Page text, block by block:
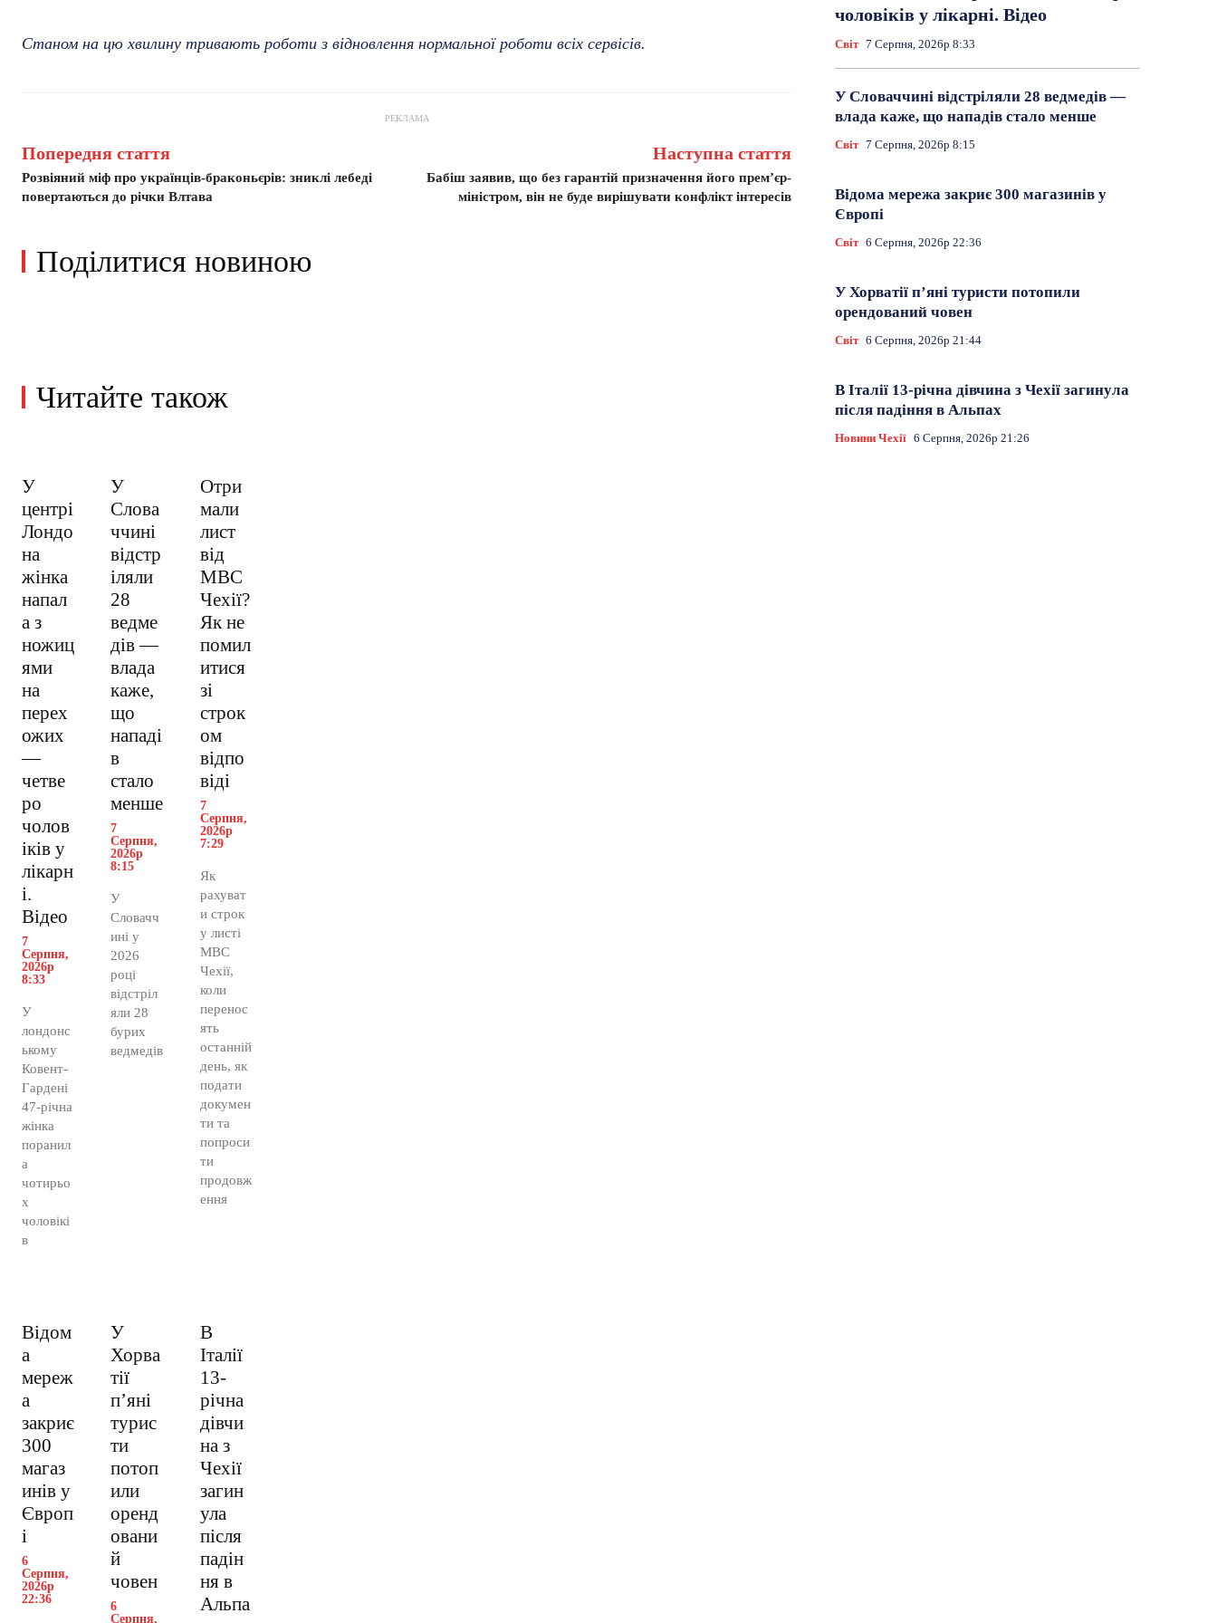
Станом на цю хвилину тривають роботи з відновлення нормальної роботи всіх сервісів.
РЕКЛАМА
Попередня стаття
Розвіяний міф про українців-браконьєрів: зниклі лебеді
повертаються до річки Влтава
Наступна стаття
Бабіш заявив, що без гарантій призначення його прем’єр-
міністром, він не буде вирішувати конфлікт інтересів
Поділитися новиною
Читайте також
У
центрі
Лондо
на
жінка
напал
а з
ножиц
ями
на
перех
ожих
—
четве
ро
чолов
іків у
лікарн
і.
Відео
7
Серпня,
2026р
8:33
У
лондонс
ькому
Ковент-
Гардені
47-річна
жінка
поранил
а
чотирьо
х
чоловікі
в
У
Слова
ччині
відстр
іляли
28
ведме
дів —
влада
каже,
що
нападі
в
стало
менше
7
Серпня,
2026р
8:15
У
Словачч
ині у
2026
році
відстріл
яли 28
бурих
ведмедів
Отри
мали
лист
від
МВС
Чехії?
Як не
помил
итися
зі
строк
ом
відпо
віді
7
Серпня,
2026р
7:29
Як
рахуват
и строк
у листі
МВС
Чехії,
коли
перенос
ять
останній
день, як
подати
докумен
ти та
попроси
ти
продовж
ення
Відом
а
мереж
а
закриє
300
магаз
инів у
Європ
і
6
Серпня,
2026р
22:36
У
Хорва
тії
пʼяні
турис
ти
потоп
или
оренд
овани
й
човен
6
Серпня,
В
Італії
13-
річна
дівчи
на з
Чехії
загин
ула
після
падін
ня в
Альпа
чоловіків у лікарні. Відео
Світ 7 Серпня, 2026р 8:33
У Словаччині відстріляли 28 ведмедів —
влада каже, що нападів стало менше
Світ 7 Серпня, 2026р 8:15
Відома мережа закриє 300 магазинів у
Європі
Світ 6 Серпня, 2026р 22:36
У Хорватії пʼяні туристи потопили
орендований човен
Світ 6 Серпня, 2026р 21:44
В Італії 13-річна дівчина з Чехії загинула
після падіння в Альпах
Новини Чехії 6 Серпня, 2026р 21:26